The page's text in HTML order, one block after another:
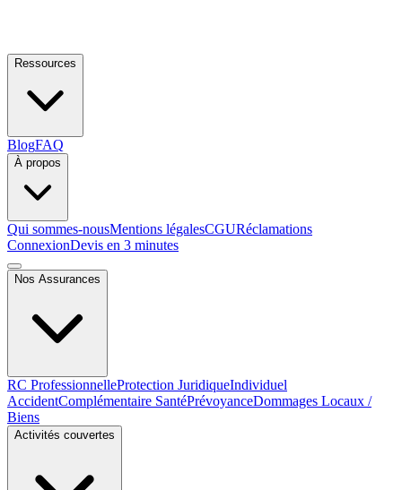
Ressources
BlogFAQ
À propos
Qui sommes-nousMentions légalesCGURéclamations
ConnexionDevis en 3 minutes
Nos Assurances
RC ProfessionnelleProtection JuridiqueIndividuel
AccidentComplémentaire SantéPrévoyanceDommages Locaux /
Biens
Activités couvertes